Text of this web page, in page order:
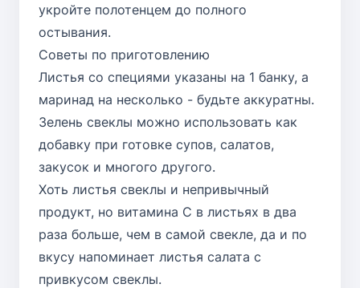
укройте полотенцем до полного
остывания.
Советы по приготовлению
Листья со специями указаны на 1 банку, а
маринад на несколько - будьте аккуратны.
Зелень свеклы можно использовать как
добавку при готовке супов, салатов,
закусок и многого другого.
Хоть листья свеклы и непривычный
продукт, но витамина C в листьях в два
раза больше, чем в самой свекле, да и по
вкусу напоминает листья салата с
привкусом свеклы.